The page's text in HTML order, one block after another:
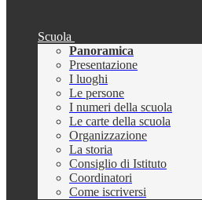
Scuola
Panoramica
Presentazione
I luoghi
Le persone
I numeri della scuola
Le carte della scuola
Organizzazione
La storia
Consiglio di Istituto
Coordinatori
Come iscriversi